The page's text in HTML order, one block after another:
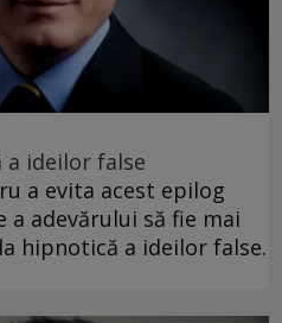
ideilor false
a evita acest epilog
a adevărului să fie mai
hipnotică a ideilor false.